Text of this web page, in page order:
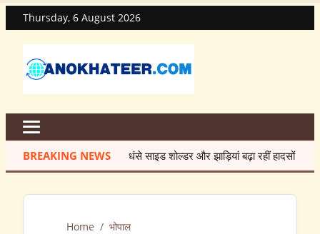
Thursday, 6 August 2026
BREAKING NEWSधंसे साइड शोल्डर और झाड़ियां बढ़ा रहीं हादसों का खतरा
Home / भोपाल